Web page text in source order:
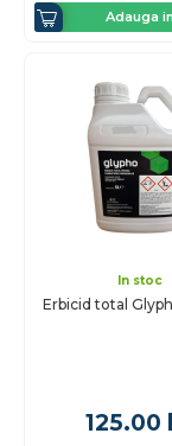
Adauga
In stoc
Erbicid total
125.00